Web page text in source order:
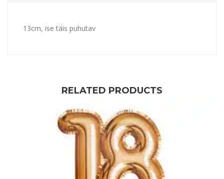
13cm, ise täis puhutav
RELATED PRODUCTS